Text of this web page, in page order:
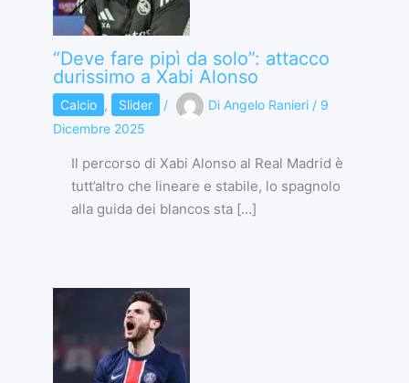
“Deve fare pipì da solo”: attacco
durissimo a Xabi Alonso
Calcio , Slider / Di Angelo Ranieri / 9
Dicembre 2025
Il percorso di Xabi Alonso al Real Madrid è
tutt’altro che lineare e stabile, lo spagnolo
alla guida dei blancos sta […]